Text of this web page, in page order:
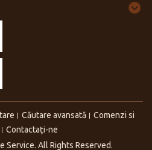
Căutare avansată
Comenzi si
Contactaţi-ne
Service. All Rights Reserved.